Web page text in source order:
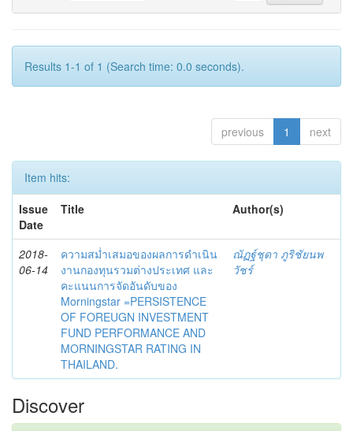
Results 1-1 of 1 (Search time: 0.0 seconds).
previous 1 next
Item hits:
Issue
Date
Title Author(s)
2018-
06-14
ความสม่ำเสมอของผลการดำเนิน
งานกองทุนรวมต่างประเทศ และ
คะแนนการจัดอันดับของ
Morningstar =PERSISTENCE
OF FOREUGN INVESTMENT
FUND PERFORMANCE AND
MORNINGSTAR RATING IN
THAILAND.
ณัฏฐ์ชุดา ภูริชัยนพ
วัชร์
Discover